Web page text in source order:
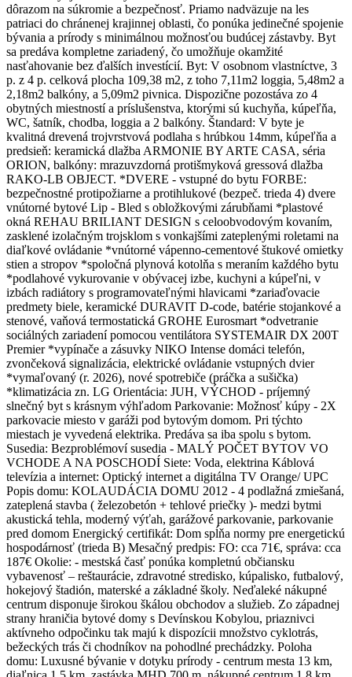
dôrazom na súkromie a bezpečnosť. Priamo nadväzuje na les
patriaci do chránenej krajinnej oblasti, čo ponúka jedinečné spojenie
bývania a prírody s minimálnou možnosťou budúcej zástavby. Byt
sa predáva kompletne zariadený, čo umožňuje okamžité
nasťahovanie bez ďalších investícií. Byt: V osobnom vlastníctve, 3
p. z 4 p. celková plocha 109,38 m2, z toho 7,11m2 loggia, 5,48m2 a
2,18m2 balkóny, a 5,09m2 pivnica. Dispozične pozostáva zo 4
obytných miestností a príslušenstva, ktorými sú kuchyňa, kúpeľňa,
WC, šatník, chodba, loggia a 2 balkóny. Štandard: V byte je
kvalitná drevená trojvrstvová podlaha s hrúbkou 14mm, kúpeľňa a
predsieň: keramická dlažba ARMONIE BY ARTE CASA, séria
ORION, balkóny: mrazuvzdorná protišmyková gressová dlažba
RAKO-LB OBJECT. *DVERE - vstupné do bytu FORBE:
bezpečnostné protipožiarne a protihlukové (bezpeč. trieda 4) dvere
vnútorné bytové Lip - Bled s obložkovými zárubňami *plastové
okná REHAU BRILIANT DESIGN s celoobvodovým kovaním,
zasklené izolačným trojsklom s vonkajšími zateplenými roletami na
diaľkové ovládanie *vnútorné vápenno-cementové štukové omietky
stien a stropov *spoločná plynová kotolňa s meraním každého bytu
*podlahové vykurovanie v obývacej izbe, kuchyni a kúpeľni, v
izbách radiátory s programovateľnými hlavicami *zariaďovacie
predmety biele, keramické DURAVIT D-code, batérie stojankové a
stenové, vaňová termostatická GROHE Eurosmart *odvetranie
sociálných zariadení pomocou ventilátora SYSTEMAIR DX 200T
Premier *vypínače a zásuvky NIKO Intense domáci telefón,
zvončeková signalizácia, elektrické ovládanie vstupných dvier
*vymaľovaný (r. 2026), nové spotrebiče (práčka a sušička)
*klimatizácia zn. LG Orientácia: JUH, VÝCHOD - príjemný
slnečný byt s krásnym výhľadom Parkovanie: Možnosť kúpy - 2X
parkovacie miesto v garáži pod bytovým domom. Pri týchto
miestach je vyvedená elektrika. Predáva sa iba spolu s bytom.
Susedia: Bezproblémoví susedia - MALÝ POČET BYTOV VO
VCHODE A NA POSCHODÍ Siete: Voda, elektrina Káblová
televízia a internet: Optický internet a digitálna TV Orange/ UPC
Popis domu: KOLAUDÁCIA DOMU 2012 - 4 podlažná zmiešaná,
zateplená stavba ( železobetón + tehlové priečky )- medzi bytmi
akustická tehla, moderný výťah, garážové parkovanie, parkovanie
pred domom Energický certifikát: Dom spĺňa normy pre energetickú
hospodárnosť (trieda B) Mesačný predpis: FO: cca 71€, správa: cca
187€ Okolie: - mestská časť ponúka kompletnú občiansku
vybavenosť – reštaurácie, zdravotné stredisko, kúpalisko, futbalový,
hokejový štadión, materské a základné školy. Neďaleké nákupné
centrum disponuje širokou škálou obchodov a služieb. Zo západnej
strany hraničia bytové domy s Devínskou Kobylou, priaznivci
aktívneho odpočinku tak majú k dispozícii množstvo cyklotrás,
bežeckých trás či chodníkov na pohodlné prechádzky. Poloha
domu: Luxusné bývanie v dotyku prírody - centrum mesta 13 km,